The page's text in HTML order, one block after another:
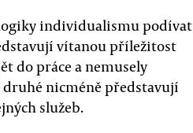
individualismu podívat
vítanou příležitost
do práce a nemusely
nicméně představují
služeb.